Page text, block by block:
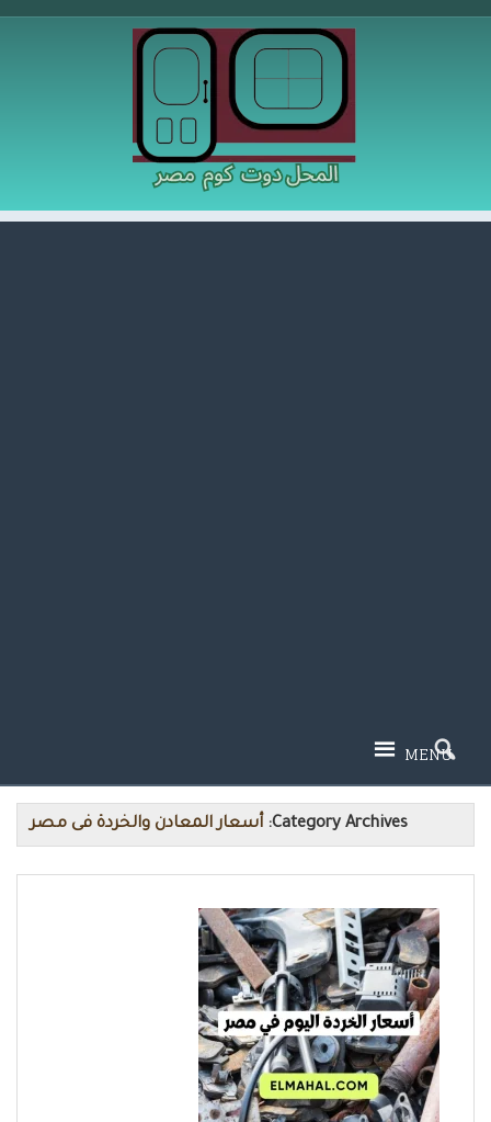
MENU
Category Archives: أسعار المعادن والخردة فى مصر